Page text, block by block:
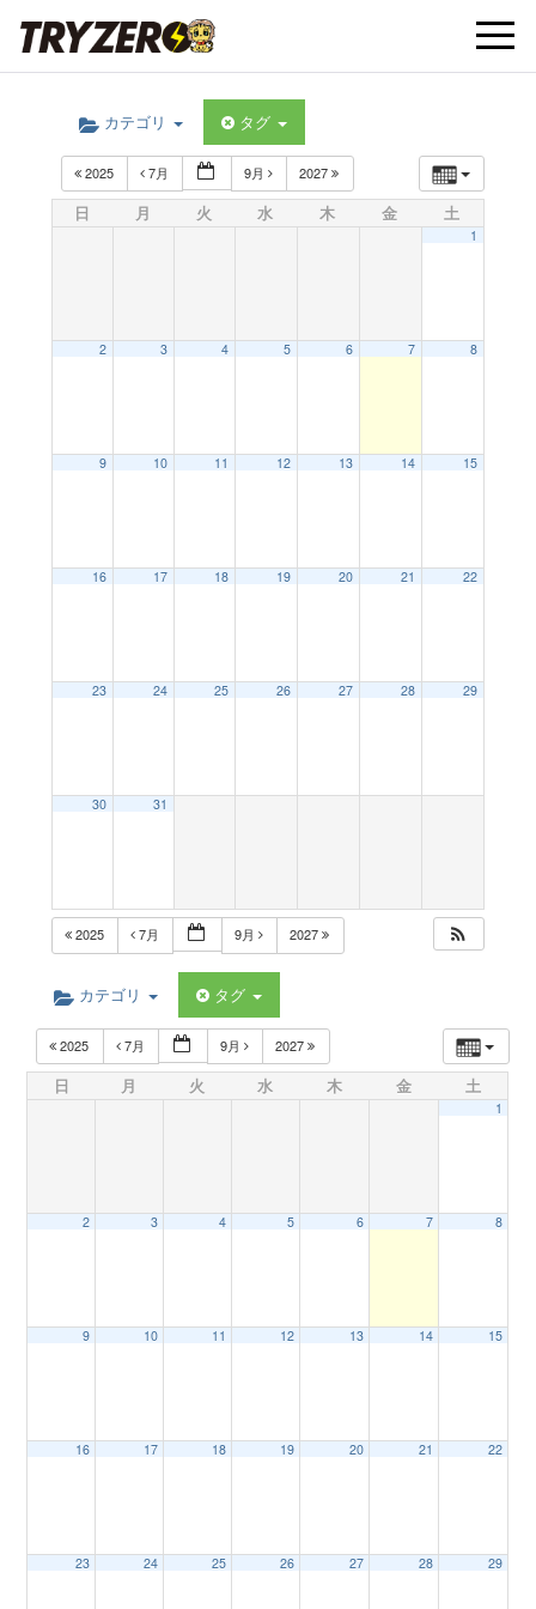
t
o
カテゴリ タグ
2025 7月 9月 2027
日 月 火 水 木 金 土
1
2 3 4 5 6 7 8
9 10 11 12 13 14 15
16 17 18 19 20 21 22
23 24 25 26 27 28 29
30 31
2025 7月 9月 2027
カテゴリ タグ
2025 7月 9月 2027
日 月 火 水 木 金 土
1
2 3 4 5 6 7 8
9 10 11 12 13 14 15
16 17 18 19 20 21 22
23 24 25 26 27 28 29